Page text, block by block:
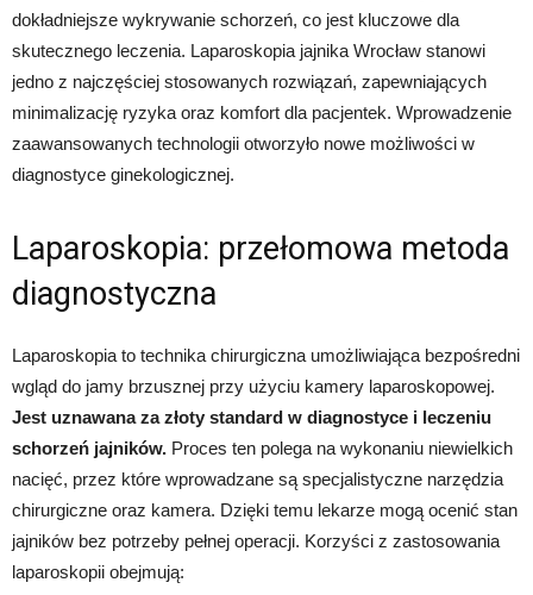
dokładniejsze wykrywanie schorzeń, co jest kluczowe dla
skutecznego leczenia. Laparoskopia jajnika Wrocław stanowi
jedno z najczęściej stosowanych rozwiązań, zapewniających
minimalizację ryzyka oraz komfort dla pacjentek. Wprowadzenie
zaawansowanych technologii otworzyło nowe możliwości w
diagnostyce ginekologicznej.
Laparoskopia: przełomowa metoda
diagnostyczna
Laparoskopia to technika chirurgiczna umożliwiająca bezpośredni
wgląd do jamy brzusznej przy użyciu kamery laparoskopowej.
Jest uznawana za złoty standard w diagnostyce i leczeniu
schorzeń jajników. Proces ten polega na wykonaniu niewielkich
nacięć, przez które wprowadzane są specjalistyczne narzędzia
chirurgiczne oraz kamera. Dzięki temu lekarze mogą ocenić stan
jajników bez potrzeby pełnej operacji. Korzyści z zastosowania
laparoskopii obejmują: